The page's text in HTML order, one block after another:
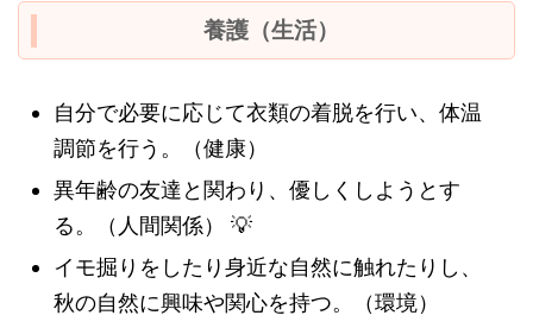
養護（生活）
自分で必要に応じて衣類の着脱を行い、体温
調節を行う。（健康）
異年齢の友達と関わり、優しくしようとす
る。（人間関係） 💡
イモ掘りをしたり身近な自然に触れたりし、
秋の自然に興味や関心を持つ。（環境）